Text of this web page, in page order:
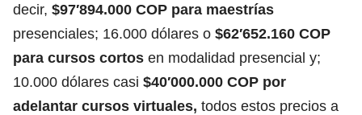
decir, $97′894.000 COP para maestrías
presenciales; 16.000 dólares o $62′652.160 COP
para cursos cortos en modalidad presencial y;
10.000 dólares casi $40′000.000 COP por
adelantar cursos virtuales, todos estos precios a